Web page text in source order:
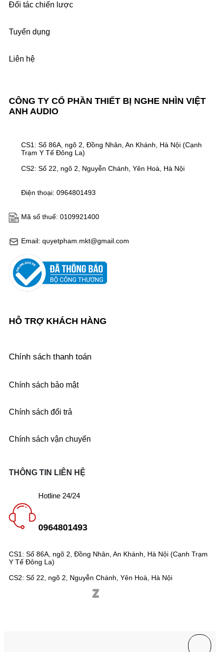
CÔNG TY CỔ PHẦN THIẾT BỊ NGHE NHÌN VIỆT
ANH AUDIO
Email: quyetpham.mkt@gmail.com
Mã số thuế: 0109921400
Điện thoại: 0964801493
CS1: Số 86A, ngõ 2, Đồng Nhân, An Khánh, Hà Nội (Cạnh
Trạm Y Tế Đông La)
CS2: Số 22, ngõ 2, Nguyễn Chánh, Yên Hoà, Hà Nội
Đối tác chiến lược
Tuyển dụng
Liên hệ
HỖ TRỢ KHÁCH HÀNG
Chính sách thanh toán
Chính sách bảo mật
Chính sách đổi trả
Chính sách vận chuyển
CS1: Số 86A, ngõ 2, Đồng Nhân, An Khánh, Hà Nội (Cạnh Trạm
Y Tế Đông La)
CS2: Số 22, ngõ 2, Nguyễn Chánh, Yên Hoà, Hà Nội
THÔNG TIN LIÊN HỆ
Hotline 24/24
0964801493